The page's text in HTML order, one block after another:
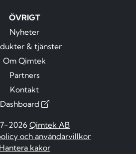
ÖVRIGT
Nyheter
& tjänster
Om Qimtek
Partners
Kontakt
Dashboard
2026 Qimtek AB
och användarvillkor
Hantera kakor